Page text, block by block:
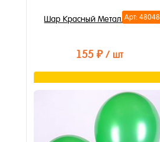
Арт: 48048
Шар Красный Металлик 30см
155 ₽/ шт
В корзину
Купить в 1 клик
В избранное